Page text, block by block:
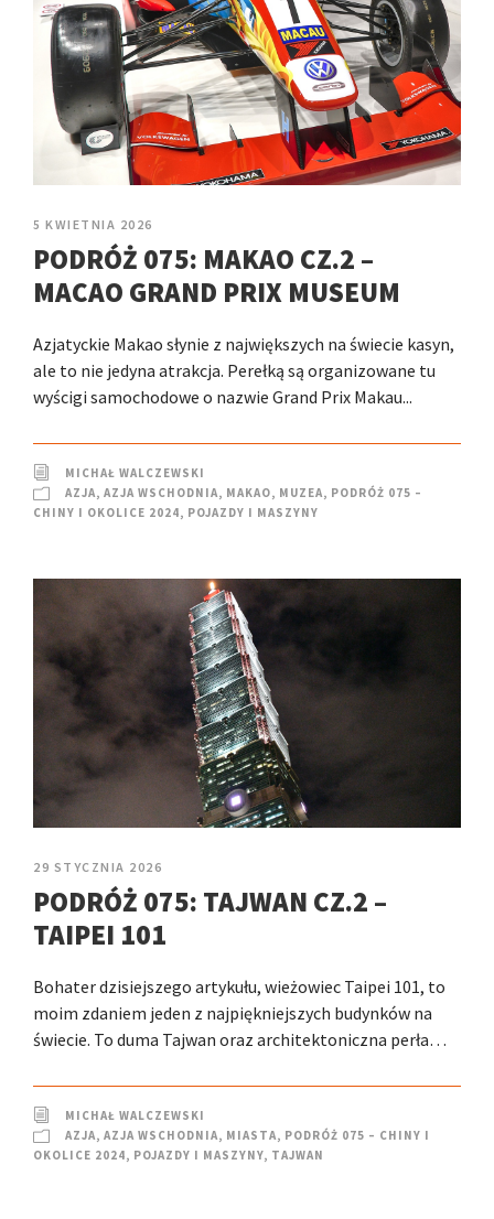
5 KWIETNIA 2026
PODRÓŻ 075: MAKAO CZ.2 –
MACAO GRAND PRIX MUSEUM
Azjatyckie Makao słynie z największych na świecie kasyn,
ale to nie jedyna atrakcja. Perełką są organizowane tu
wyścigi samochodowe o nazwie Grand Prix Makau...
MICHAŁ WALCZEWSKI
AZJA, AZJA WSCHODNIA, MAKAO, MUZEA, PODRÓŻ 075 –
CHINY I OKOLICE 2024, POJAZDY I MASZYNY
29 STYCZNIA 2026
PODRÓŻ 075: TAJWAN CZ.2 –
TAIPEI 101
Bohater dzisiejszego artykułu, wieżowiec Taipei 101, to
moim zdaniem jeden z najpiękniejszych budynków na
świecie. To duma Tajwan oraz architektoniczna perła…
MICHAŁ WALCZEWSKI
AZJA, AZJA WSCHODNIA, MIASTA, PODRÓŻ 075 – CHINY I
OKOLICE 2024, POJAZDY I MASZYNY, TAJWAN